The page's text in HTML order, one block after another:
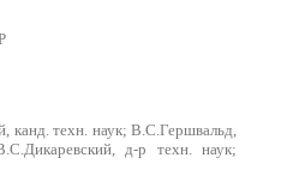
техн. наук; В.С.Гершвальд,
д-р техн. наук;